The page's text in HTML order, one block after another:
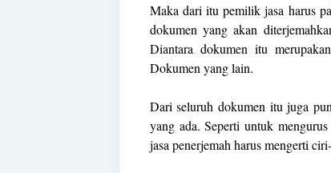
Maka dari itu pemilik jasa harus
dokumen yang akan
Diantara dokumen itu
Dokumen yang lain.
Dari seluruh dokumen itu juga
yang ada. Seperti untuk
jasa penerjemah harus mengerti